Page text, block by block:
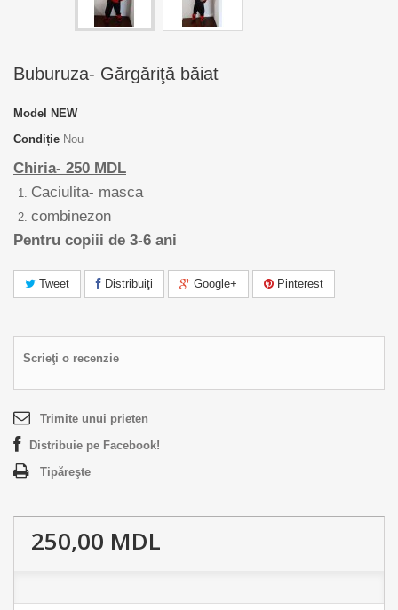
Buburuza- Gărgăriţă băiat
Model
NEW
Condiție Nou
Chiria- 250 MDL
Caciulita- masca
combinezon
Pentru copiii de 3-6 ani
Tweet Distribuiţi Google+ Pinterest
Scrieţi o recenzie
Trimite unui prieten
Distribuie pe Facebook!
Tipăreşte
250,00 MDL